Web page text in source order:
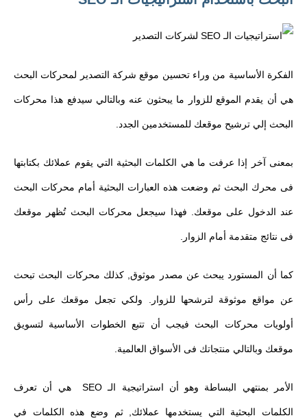
الفكرة الأساسية من وراء تحسين موقع شركة التصدير لمحركات البحث
هي أن يقدم الموقع للزوار ما يبحثون عنه وبالتالي سيدفع هذا محركات
البحث إلي ترشيح موقعك للمستخدمين الجدد.
بمعنى آخر إذا عرفت ما هي الكلمات البحثية التي يقوم عملائك بكتابتها
فى محرك البحث ثم وضعت هذه العبارات البحثية أمام محركات البحث
عند الدخول على موقعك. فهذا سيجعل محركات البحث تُظهر موقعك
فى نتائج متقدمة أمام الزوار.
كما أن المستورد يبحث عن مصدر موثوق, كذلك محركات البحث تبحث
عن مواقع موثوقة لترشحها للزوار. ولكي تجعل موقعك على رأس
أولويات محركات البحث فيجب أن تتبع الخطوات الأساسية لتسويق
موقعك وبالتالي منتجاتك فى الأسواق العالمية.
الأمر بمنتهي البساطة وهو أن استراتيجية الـ SEO هي أن تعرف
الكلمات البحثية التي يستخدمها عملائك, ثم وضع هذه الكلمات في